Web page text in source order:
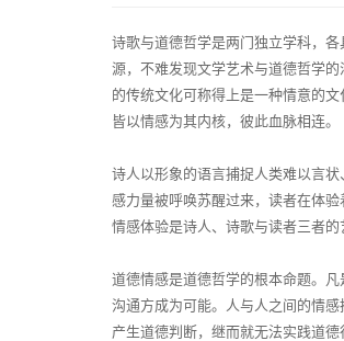
诗歌与道德哲学是两门独立学科，
源，不难发现文学艺术与道德哲学
的传统文化可称得上是一种情意的
皆以情感为其内核，彼此血脉相连。
诗人以形象的语言捕捉人类难以言
感力量被呼唤苏醒过来，读者在体
情感体验是诗人、诗歌与读者三者的
道德情感是道德哲学的根本命题。
沟通方成为可能。人与人之间的情
产生道德判断，继而就无法实践道